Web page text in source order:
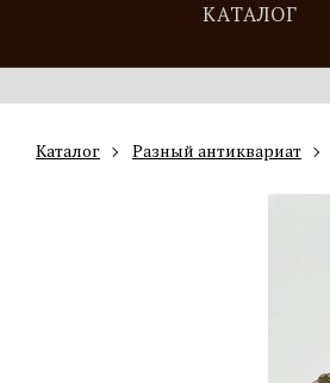
КАТАЛОГ
Каталог Разный антиквариат